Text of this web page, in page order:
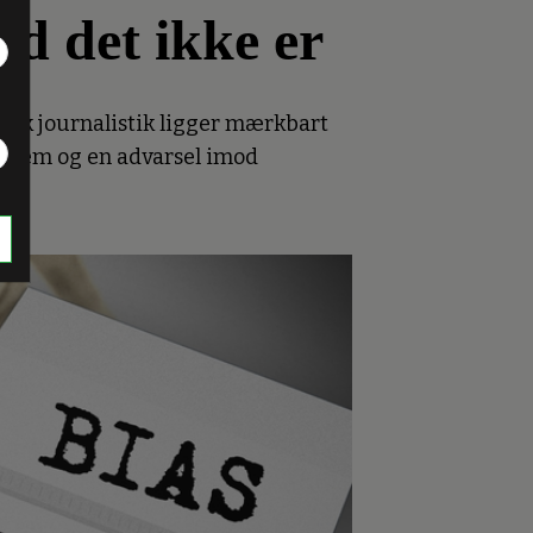
det ikke er
journalistik ligger mærkbart
og en advarsel imod